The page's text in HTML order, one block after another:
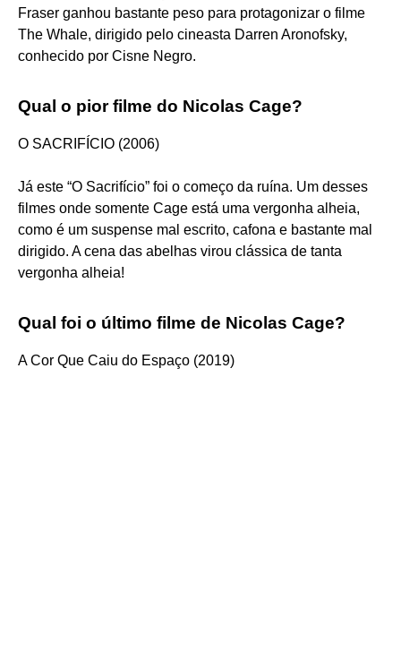
Fraser ganhou bastante peso para protagonizar o filme
The Whale, dirigido pelo cineasta Darren Aronofsky,
conhecido por Cisne Negro.
Qual o pior filme do Nicolas Cage?
O SACRIFÍCIO (2006)
Já este “O Sacrifício” foi o começo da ruína. Um desses
filmes onde somente Cage está uma vergonha alheia,
como é um suspense mal escrito, cafona e bastante mal
dirigido. A cena das abelhas virou clássica de tanta
vergonha alheia!
Qual foi o último filme de Nicolas Cage?
A Cor Que Caiu do Espaço (2019)